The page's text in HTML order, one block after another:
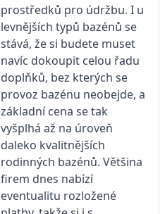
prostředků pro údržbu. I u
levnějších typů bazénů se
stává, že si budete muset
navíc dokoupit celou řadu
doplňků, bez kterých se
provoz bazénu neobejde, a
základní cena se tak
vyšplhá až na úroveň
daleko kvalitnějších
rodinných bazénů. Většina
firem dnes nabízí
eventualitu rozložené